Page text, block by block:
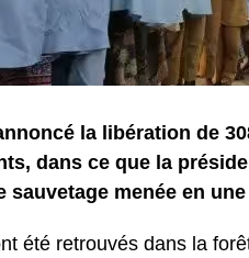
la libération de
dans ce que la
sauvetage menée en
été retrouvés dans la